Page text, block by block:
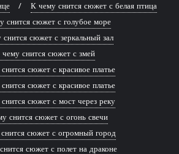
К чему снится сюжет с белая птица
снится сюжет с голубое море
сюжет с зеркальный зал
снится сюжет с змей
сюжет с красивое платье
сюжет с красивое платье
сюжет с мост через реку
снится сюжет с огонь свечи
сюжет с огромный город
сюжет с полет на драконе